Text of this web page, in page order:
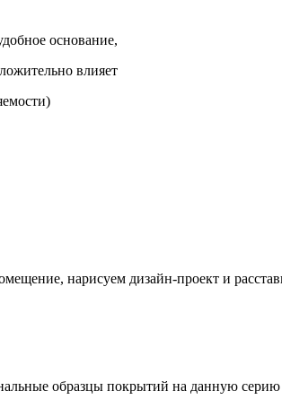
основание,
влияет
нарисуем дизайн-проект и
образцы покрытий на данную